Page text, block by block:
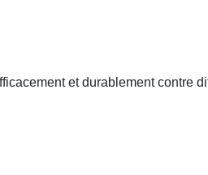
et durablement contre